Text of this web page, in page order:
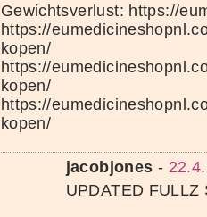
Gewichtsverlust: https://
https://
kopen/
https://
kopen/
https://
kopen/
jacobjones -
UPDATED FULLZ